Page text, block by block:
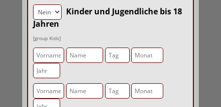
Kinder und Jugendliche bis 18
Jahren
[group Kids]